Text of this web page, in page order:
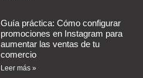
Guía práctica: Cómo configurar
promociones en Instagram para
aumentar las ventas de tu
comercio
Leer más »